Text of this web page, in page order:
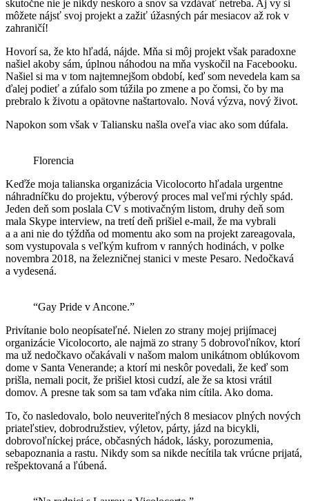
skutočne nie je nikdy neskoro a snov sa vzdávať netreba. Aj vy si
môžete nájsť svoj projekt a zažiť úžasných pár mesiacov až rok v
zahraničí!
Hovorí sa, že kto hľadá, nájde. Mňa si môj projekt však paradoxne
našiel akoby sám, úplnou náhodou na mňa vyskočil na Facebooku.
Našiel si ma v tom najtemnejšom období, keď som nevedela kam sa
ďalej podieť a zúfalo som túžila po zmene a po čomsi, čo by ma
prebralo k životu a opätovne naštartovalo. Nová výzva, nový život.
Napokon som však v Taliansku našla oveľa viac ako som dúfala.
Florencia
Keďže moja talianska organizácia Vicolocorto hľadala urgentne
náhradníčku do projektu, výberový proces mal veľmi rýchly spád.
Jeden deň som poslala CV s motivačným listom, druhy deň som
mala Skype interview, na tretí deň prišiel e-mail, že ma vybrali
a a ani nie do týždňa od momentu ako som na projekt zareagovala,
som vystupovala s veľkým kufrom v ranných hodinách, v polke
novembra 2018, na železničnej stanici v meste Pesaro. Nedočkavá
a vydesená.
“Gay Pride v Ancone.”
Privítanie bolo neopísateľné. Nielen zo strany mojej prijímacej
organizácie Vicolocorto, ale najmä zo strany 5 dobrovoľníkov, ktorí
ma už nedočkavo očakávali v našom malom unikátnom oblúkovom
dome v Santa Venerande; a ktorí mi neskôr povedali, že keď som
prišla, nemali pocit, že prišiel ktosi cudzí, ale že sa ktosi vrátil
domov. A presne tak som sa tam vďaka nim cítila. Ako doma.
To, čo nasledovalo, bolo neuveriteľných 8 mesiacov plných nových
priateľstiev, dobrodružstiev, výletov, párty, jázd na bicykli,
dobrovoľníckej práce, občasných hádok, lásky, porozumenia,
sebapoznania a rastu. Nikdy som sa nikde necítila tak vrúcne prijatá,
rešpektovaná a ľúbená.